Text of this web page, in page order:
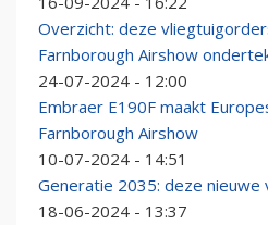
Overzicht: deze
Farnborough Airshow
24-07-2024 - 12:00
Embraer E190F maakt
Farnborough Airshow
10-07-2024 - 14:51
Generatie 2035: deze nieuwe
18-06-2024 - 13:37